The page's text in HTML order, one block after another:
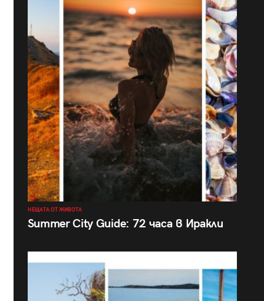
НЕЩАТА ОТ ЖИВОТА
Summer City Guide: 72 часа в Иракли